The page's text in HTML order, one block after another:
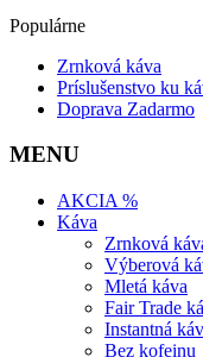
Populárne
Zrnková káva
Príslušenstvo ku
Doprava Zadarmo
MENU
AKCIA %
Káva
Zrnková
Výberová
Mletá káva
Fair Trade
Instantná
Bez kofeinu